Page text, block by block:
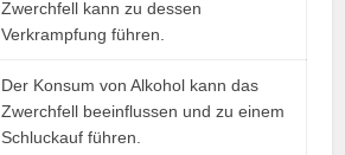
Zwerchfell kann zu dessen
Verkrampfung führen.
Der Konsum von Alkohol kann das
Zwerchfell beeinflussen und zu einem
Schluckauf führen.